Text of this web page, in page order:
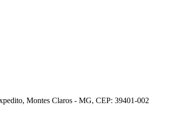
Montes Claros - MG, CEP: 39401-002